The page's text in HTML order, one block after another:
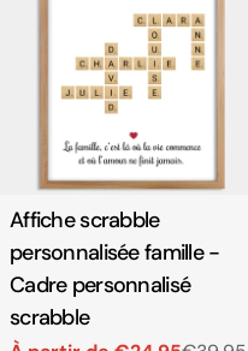
Affiche scrabble
personnalisée famille -
Cadre personnalisé
scrabble